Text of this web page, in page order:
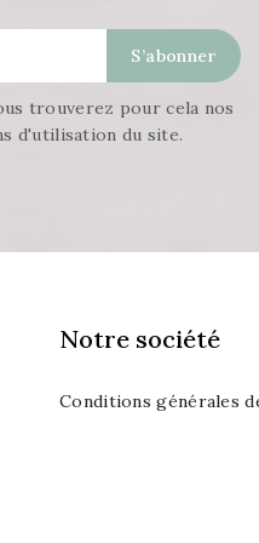
trouverez pour cela nos
d'utilisation du site.
Notre société
Conditions générales